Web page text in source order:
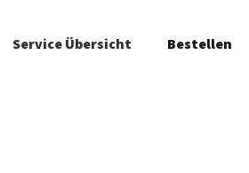
Service Übersicht Bestellen